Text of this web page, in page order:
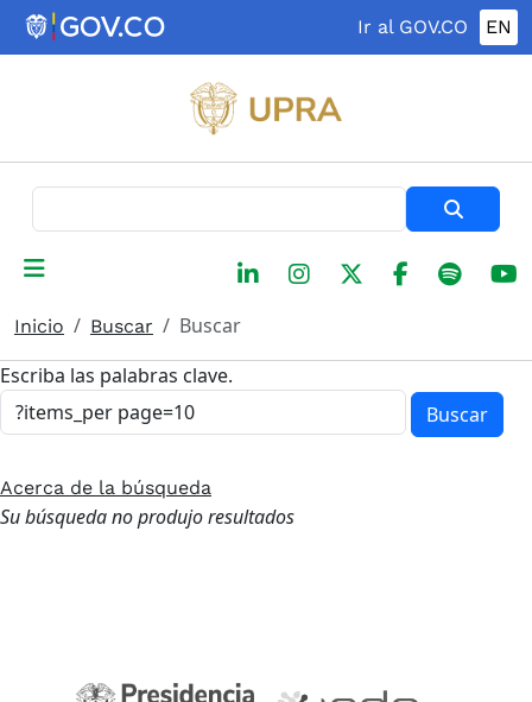
Pasar al contenido principal
Ir al GOV.CO EN
Inicio Buscar
Buscar
Escriba las palabras clave.
Buscar
Acerca de la búsqueda
Su búsqueda no produjo resultados